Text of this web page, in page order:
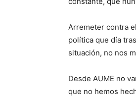
Arremeter contra
política que día
situación, no nos
Desde AUME no
que no hemos